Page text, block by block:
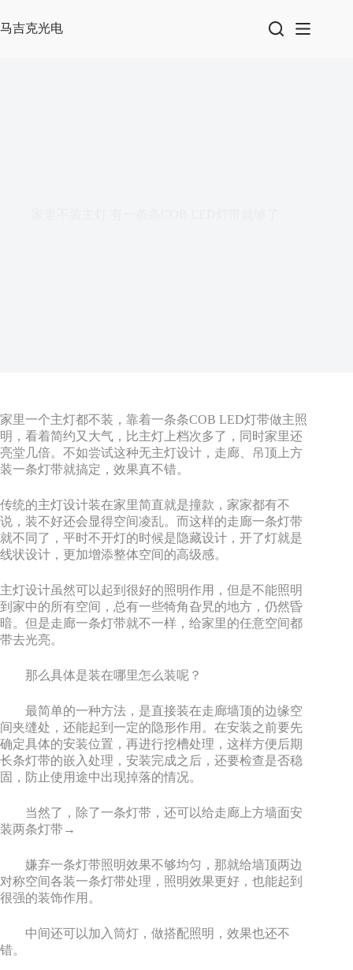
过
马吉克光电
家里一个主灯都不装，靠着一条条COB LED灯带做主照
明，看着简约又大气，比主灯上档次多了，同时家里还
亮堂几倍。不如尝试这种无主灯设计，走廊、吊顶上方
装一条灯带就搞定，效果真不错。
传统的主灯设计装在家里简直就是撞款，家家都有不
说，装不好还会显得空间凌乱。而这样的走廊一条灯带
就不同了，平时不开灯的时候是隐藏设计，开了灯就是
线状设计，更加增添整体空间的高级感。
主灯设计虽然可以起到很好的照明作用，但是不能照明
到家中的所有空间，总有一些犄角旮旯的地方，仍然昏
暗。但是走廊一条灯带就不一样，给家里的任意空间都
带去光亮。
那么具体是装在哪里怎么装呢？
最简单的一种方法，是直接装在走廊墙顶的边缘空
间夹缝处，还能起到一定的隐形作用。在安装之前要先
确定具体的安装位置，再进行挖槽处理，这样方便后期
长条灯带的嵌入处理，安装完成之后，还要检查是否稳
固，防止使用途中出现掉落的情况。
当然了，除了一条灯带，还可以给走廊上方墙面安
装两条灯带→
嫌弃一条灯带照明效果不够均匀，那就给墙顶两边
对称空间各装一条灯带处理，照明效果更好，也能起到
很强的装饰作用。
中间还可以加入筒灯，做搭配照明，效果也还不
错。